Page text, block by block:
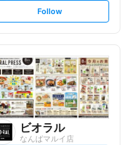
s
l
o
w
Follow
ビオラル
なんばマルイ店